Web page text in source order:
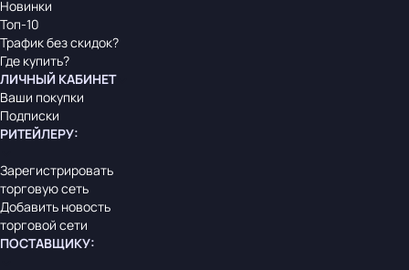
Новинки
Топ-10
Трафик без скидок?
Где купить?
ЛИЧНЫЙ КАБИНЕТ
Ваши покупки
Подписки
РИТЕЙЛЕРУ:
Зарегистрировать
торговую сеть
Добавить новость
торговой сети
ПОСТАВЩИКУ: